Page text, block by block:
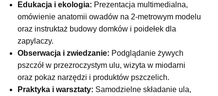
Edukacja i ekologia: Prezentacja multimedialna,
omówienie anatomii owadów na 2-metrowym modelu
oraz instruktaż budowy domków i poidełek dla
zapylaczy.
Obserwacja i zwiedzanie: Podglądanie żywych
pszczół w przezroczystym ulu, wizyta w miodarni
oraz pokaz narzędzi i produktów pszczelich.
Praktyka i warsztaty: Samodzielne składanie ula,